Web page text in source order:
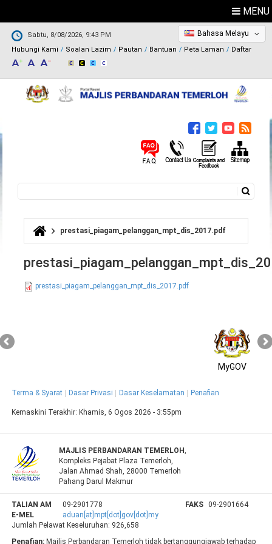
MENU
Sabtu, 8/08/2026, 9:43 PM
Hubungi Kami
Soalan Lazim Pautan Bantuan Peta Laman Daftar
Bahasa Melayu
Borang carian
Anda di siniprestasi_piagam_pelanggan_mpt_dis_2017.pdf
prestasi_piagam_pelanggan_mpt_dis_2017.pdf
MyGOV
Terma & Syarat Dasar Privasi Dasar Keselamatan Penafian
Kemaskini Terakhir: Khamis, 6 Ogos 2026 - 3:55pm
MAJLIS PERBANDARAN TEMERLOH,
Kompleks Pejabat Plaza Temerloh,
Jalan Ahmad Shah, 28000 Temerloh
Pahang Darul Makmur
TALIAN AM 09-2901778 FAKS
09-2901664
E-MEL
aduan[at]mpt[dot]gov[dot]my
Jumlah Pelawat Keseluruhan: 926,658
Penafian: Majlis Perbandaran Temerloh tidak bertanggungjawab terhadap